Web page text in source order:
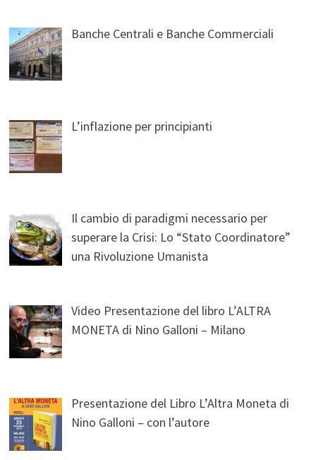
Banche Centrali e Banche Commerciali
L’inflazione per principianti
Il cambio di paradigmi necessario per
superare la Crisi: Lo “Stato Coordinatore”
una Rivoluzione Umanista
Video Presentazione del libro L’ALTRA
MONETA di Nino Galloni – Milano
Presentazione del Libro L’Altra Moneta di
Nino Galloni – con l’autore